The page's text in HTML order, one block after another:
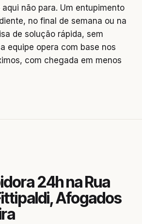
não para. Um entupimento
no final de semana ou na
de solução rápida, sem
equipe opera com base nos
com chegada em menos
24h na Rua
Afogados